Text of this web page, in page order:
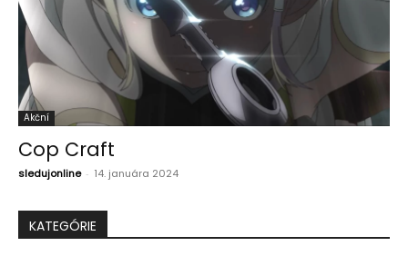
Akční
Cop Craft
sledujonline - 14. januára 2024
KATEGÓRIE